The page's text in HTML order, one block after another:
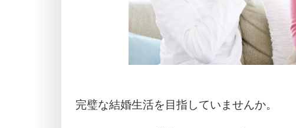
完璧な結婚生活を目指していませんか。